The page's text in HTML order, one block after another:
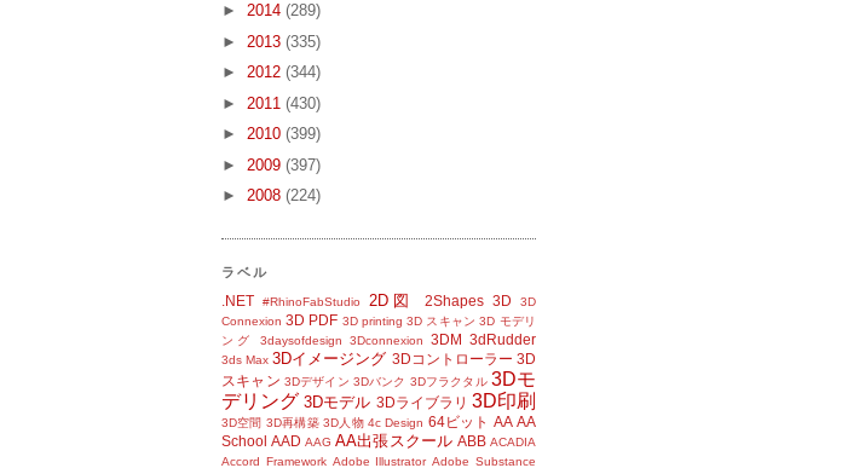
► 2014 (289)
► 2013 (335)
► 2012 (344)
► 2011 (430)
► 2010 (399)
► 2009 (397)
► 2008 (224)
ラベル
.NET #RhinoFabStudio 2D図 2Shapes 3D
3D
Connexion 3D PDF 3D printing 3D スキャン 3D モデリ
ング
3daysofdesign 3Dconnexion 3DM 3dRudder
3ds Max 3Dイメージング 3Dコントローラー 3D
スキャン 3Dデザイン 3Dバンク 3Dフラクタル 3Dモ
デリング 3Dモデル 3Dライブラリ 3D印刷
3D空間 3D再構築 3D人物 4c Design 64ビット AA AA
School AAD AAG AA出張スクール ABB ACADIA
Accord Framework Adobe Illustrator Adobe Substance